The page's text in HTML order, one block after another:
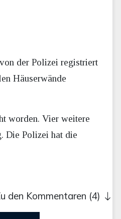
der Polizei registriert
Häuserwände
worden. Vier weitere
Die Polizei hat die
den Kommentaren (4)